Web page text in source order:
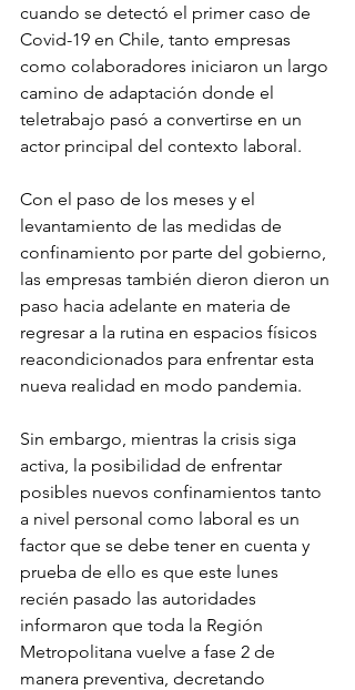
cuando se detectó el primer caso de
Covid-19 en Chile, tanto empresas
como colaboradores iniciaron un largo
camino de adaptación donde el
teletrabajo pasó a convertirse en un
actor principal del contexto laboral.
Con el paso de los meses y el
levantamiento de las medidas de
confinamiento por parte del gobierno,
las empresas también dieron dieron un
paso hacia adelante en materia de
regresar a la rutina en espacios físicos
reacondicionados para enfrentar esta
nueva realidad en modo pandemia.
Sin embargo, mientras la crisis siga
activa, la posibilidad de enfrentar
posibles nuevos confinamientos tanto
a nivel personal como laboral es un
factor que se debe tener en cuenta y
prueba de ello es que este lunes
recién pasado las autoridades
informaron que toda la Región
Metropolitana vuelve a fase 2 de
manera preventiva, decretando